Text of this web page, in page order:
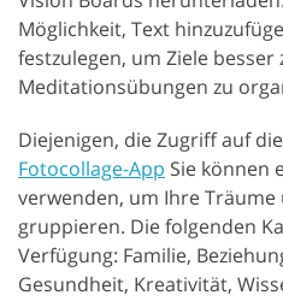
Möglichkeit, Text
festzulegen, um Ziele
Meditationsübungen zu
Diejenigen, die Zugriff auf
Fotocollage-App Sie können
verwenden, um Ihre
gruppieren. Die folgenden
Verfügung: Familie,
Gesundheit, Kreativität,